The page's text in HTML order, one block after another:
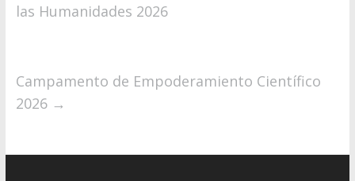
las Humanidades 2026
Campamento de Empoderamiento Científico
2026 →